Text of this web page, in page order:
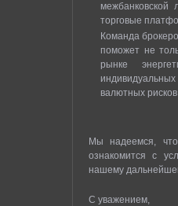
межбанковской
торговые
Команда
поможет не
рынке
валютных
Мы надеемся,
ознакомится с
нашему
С уважением,